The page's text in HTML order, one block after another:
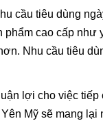
cầu tiêu dùng
cao cấp như
Nhu cầu tiêu
lợi cho việc tiếp
Mỹ sẽ mang lại